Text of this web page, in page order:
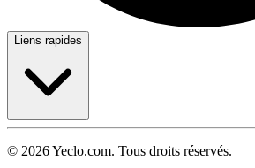
Liens rapides
© 2026 Yeclo.com. Tous droits réservés.